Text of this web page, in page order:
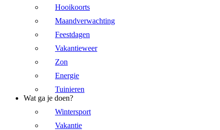
Hooikoorts
Maandverwachting
Feestdagen
Vakantieweer
Zon
Energie
Tuinieren
Wat ga je doen?
Wintersport
Vakantie